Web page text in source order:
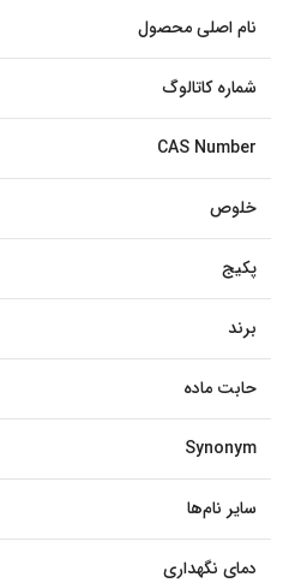
نام اصلی محصول
شماره کاتالوگ
CAS Number
خلوص
پکیج
برند
حابت ماده
Synonym
سایر نام‌ها
دمای نگهداری